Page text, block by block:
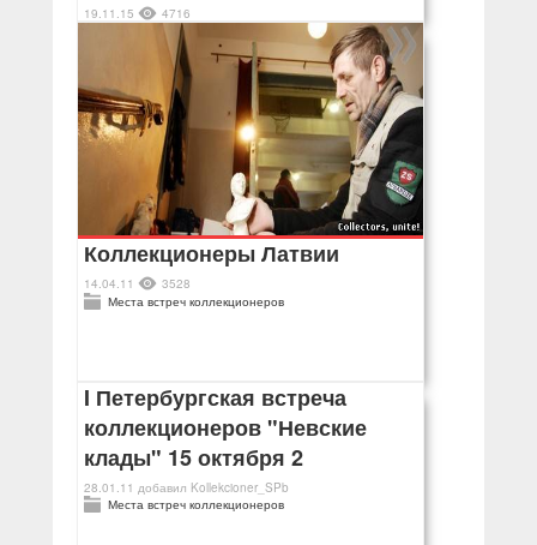
19.11.15
4716
Места встреч коллекционеров
Коллекционеры Латвии
14.04.11
3528
Места встреч коллекционеров
I Петербургская встреча
коллекционеров "Невские
клады" 15 октября 2
28.01.11 добавил Kollekcioner_SPb
Места встреч коллекционеров